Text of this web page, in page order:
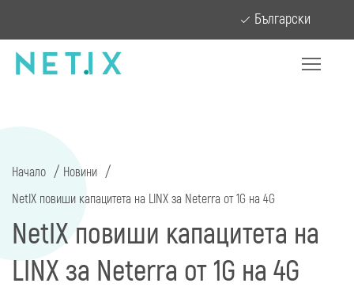
Български
Начало
Новини
NetIX повиши капацитета на LINX за Neterra от 1G на 4G
NetIX повиши капацитета на
LINX за Neterra от 1G на 4G